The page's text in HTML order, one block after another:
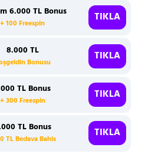
6.000 TL Bonus
+ 100 Freespin TIKLA
8.000 TL
Bonusu TIKLA
TL Bonus
+ 300 Freespin TIKLA
TL Bonus
TL Bedava Bahis TIKLA